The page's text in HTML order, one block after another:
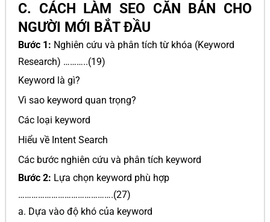
C. CÁCH LÀM SEO CĂN BẢN CHO
NGƯỜI MỚI BẮT ĐẦU
Bước 1: Nghiên cứu và phân tích từ khóa (Keyword
Research) ………..(19)
Keyword là gì?
Vì sao keyword quan trọng?
Các loại keyword
Hiểu về Intent Search
Các bước nghiên cứu và phân tích keyword
Bước 2: Lựa chọn keyword phù hợp
…………………………………….(27)
a. Dựa vào độ khó của keyword